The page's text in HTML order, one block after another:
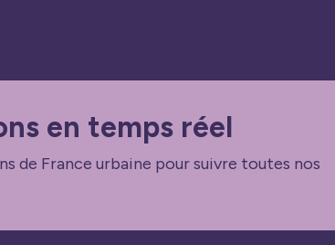
en temps réel
de France urbaine pour suivre toutes nos